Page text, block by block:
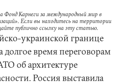
Фонд Карнеги за международный мир в
Если вы находитесь на территории
публично ссылку на эту статью.
украинской границе
долгое время переговорам
об архитектуре
Россия выставила